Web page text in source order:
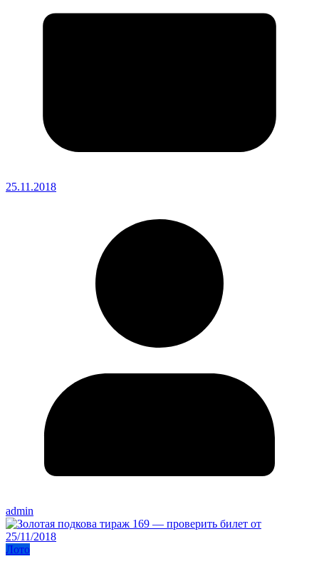
25.11.2018
admin
Лото